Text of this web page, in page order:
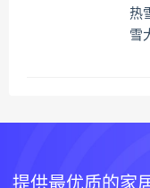
热
雪
提供最优质的家